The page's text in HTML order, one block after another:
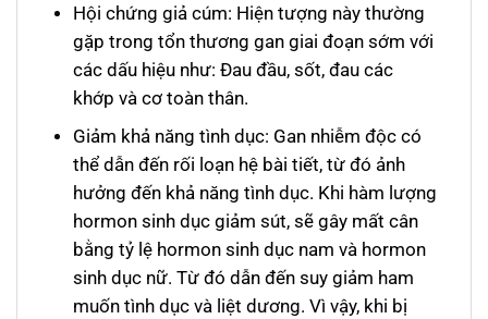
Hội chứng giả cúm: Hiện tượng này thường
gặp trong tổn thương gan giai đoạn sớm với
các dấu hiệu như: Đau đầu, sốt, đau các
khớp và cơ toàn thân.
Giảm khả năng tình dục: Gan nhiễm độc có
thể dẫn đến rối loạn hệ bài tiết, từ đó ảnh
hưởng đến khả năng tình dục. Khi hàm lượng
hormon sinh dục giảm sút, sẽ gây mất cân
bằng tỷ lệ hormon sinh dục nam và hormon
sinh dục nữ. Từ đó dẫn đến suy giảm ham
muốn tình dục và liệt dương. Vì vậy, khi bị